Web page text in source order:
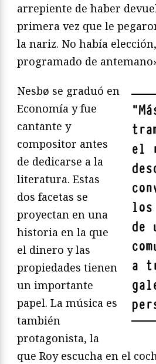
arrepiente de haber
primera vez que le
la nariz. No había
programado de
"
el
de
a
Nesbø se graduó en
Economía y fue
cantante y
compositor antes
de dedicarse a la
literatura. Estas
dos facetas se
proyectan en una
historia en la que
el dinero y las
propiedades tienen
un importante
papel. La música es
también
protagonista, la
que Roy escucha en el